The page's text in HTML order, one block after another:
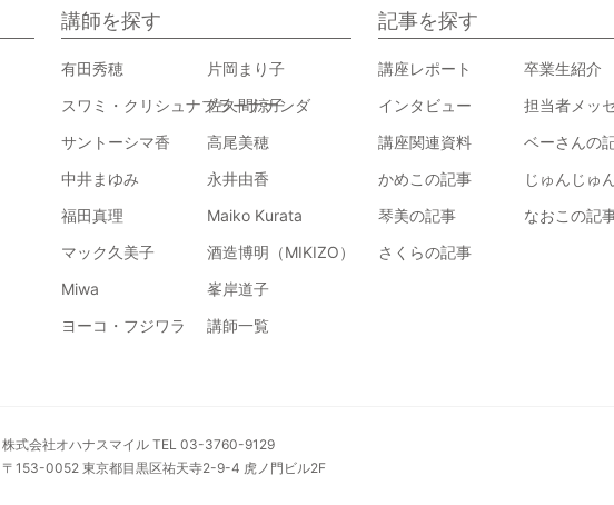
講師を探す
有田秀穂
片岡まり子
スワミ・クリシュナプラーナナンダ
佐久間涼子
サントーシマ香
高尾美穂
中井まゆみ
永井由香
福田真理
Maiko Kurata
マック久美子
酒造博明（MIKIZO）
Miwa
峯岸道子
ヨーコ・フジワラ
講師一覧
記事を探す
講座レポート
卒業生紹介
インタビュー
担当者メッ
講座関連資料
ベーさんの
かめこの記事
じゅんじゅ
琴美の記事
なおこの記
さくらの記事
株式会社オハナスマイル TEL 03-3760-9129
〒153-0052 東京都目黒区祐天寺2-9-4 虎ノ門ビル2F